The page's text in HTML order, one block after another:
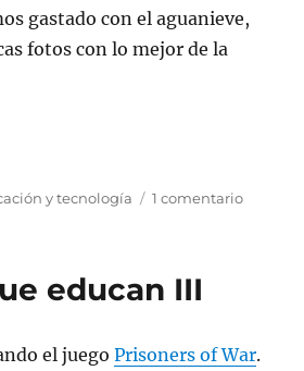
gastado con el aguanieve,
fotos con lo mejor de la
y tecnología 1 comentarioen
educan III
el juegoPrisoners of War.